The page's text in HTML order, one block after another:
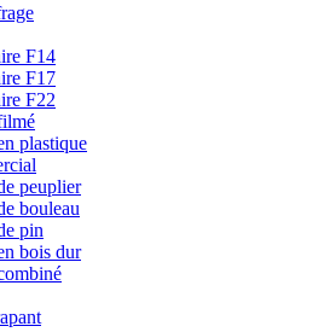
F14
F17
F22
plastique
peuplier
bouleau
pin
bois dur